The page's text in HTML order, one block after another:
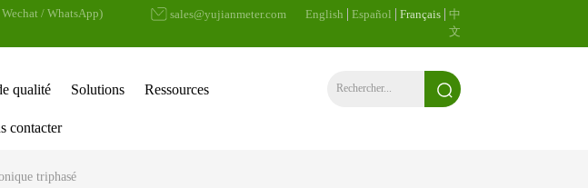
/ WhatsApp) sales@yujianmeter.com English Español Français
中
文
qualité Solutions Ressources
contacter
triphasé